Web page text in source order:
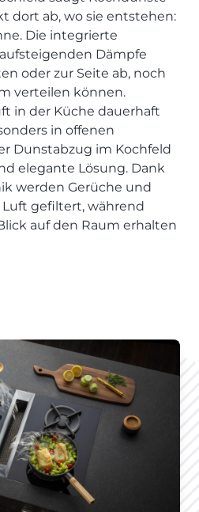
dort ab, wo sie entstehen:
Die integrierte
Dämpfe
oder zur Seite ab, noch
verteilen können.
in der Küche dauerhaft
in offenen
Dunstabzug im Kochfeld
elegante Lösung. Dank
werden Gerüche und
gefiltert, während
auf den Raum erhalten